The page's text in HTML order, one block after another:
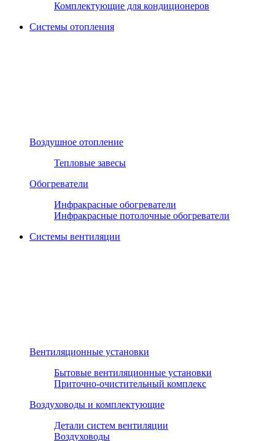
Комплектующие для кондиционеров
Системы отопления
Воздушное отопление
Тепловые завесы
Обогреватели
Инфракрасные обогреватели
Инфракрасные потолочные обогреватели
Системы вентиляции
Вентиляционные установки
Бытовые вентиляционные установки
Приточно-очистительный комплекс
Воздуховоды и комплектующие
Детали систем вентиляции
Воздуховоды